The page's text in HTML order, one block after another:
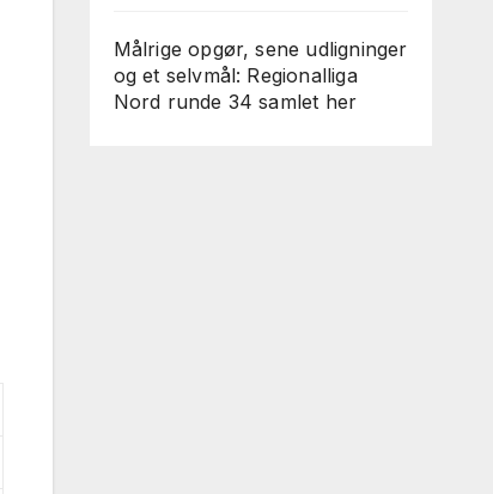
Målrige opgør, sene udligninger
og et selvmål: Regionalliga
Nord runde 34 samlet her